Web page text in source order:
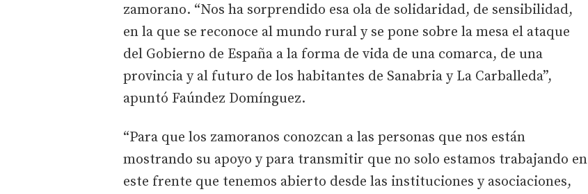
zamorano. “Nos ha sorprendido esa ola de solidaridad, de sensibilidad,
en la que se reconoce al mundo rural y se pone sobre la mesa el ataque
del Gobierno de España a la forma de vida de una comarca, de una
provincia y al futuro de los habitantes de Sanabria y La Carballeda”,
apuntó Faúndez Domínguez.
“Para que los zamoranos conozcan a las personas que nos están
mostrando su apoyo y para transmitir que no solo estamos trabajando en
este frente que tenemos abierto desde las instituciones y asociaciones,